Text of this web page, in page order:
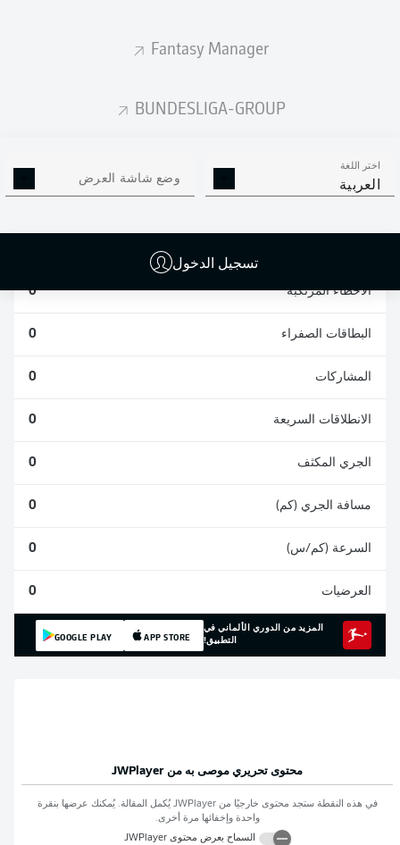
Fantasy Manager
BUNDESLIGA-GROUP
اختر اللغة
العربية وضع شاشة العرض
تسجيل الدخول
إحصائيات موسم 2026/2027
الافتكاكات الناجحة
الأخطاء المرتكبة 0
البطاقات الصفراء 0
المشاركات 0
الانطلاقات السريعة 0
الجري المكثف 0
مسافة الجري (كم) 0
السرعة (كم/س) 0
العرضيات 0
المزيد من الدوري الألماني في
التطبيق!
APP STORE
GOOGLE PLAY
محتوى تحريري موصى به من JWPlayer
في هذه النقطة ستجد محتوى خارجيًا منJWPlayer يُكمل المقالة. يُمكنك عرضها بنقرة
واحدة وإخفائها مرة أخرى.
السماح بعرض محتوىJWPlayer